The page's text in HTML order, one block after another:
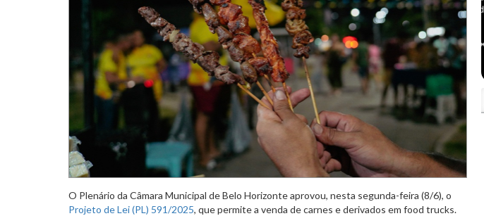
O Plenário da Câmara Municipal de Belo Horizonte aprovou, nesta segunda-feira (8/6), o
Projeto de Lei (PL) 591/2025, que permite a venda de carnes e derivados em food trucks.